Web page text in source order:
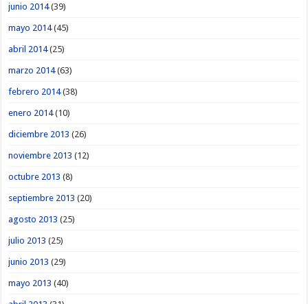
junio 2014(39)
mayo 2014(45)
abril 2014(25)
marzo 2014(63)
febrero 2014(38)
enero 2014(10)
diciembre 2013 (26)
noviembre 2013 (12)
octubre 2013 (8)
septiembre 2013 (20)
agosto 2013 (25)
julio 2013 (25)
junio 2013 (29)
mayo 2013 (40)